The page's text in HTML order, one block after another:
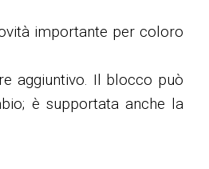
importante per coloro
aggiuntivo. Il blocco può
è supportata anche la